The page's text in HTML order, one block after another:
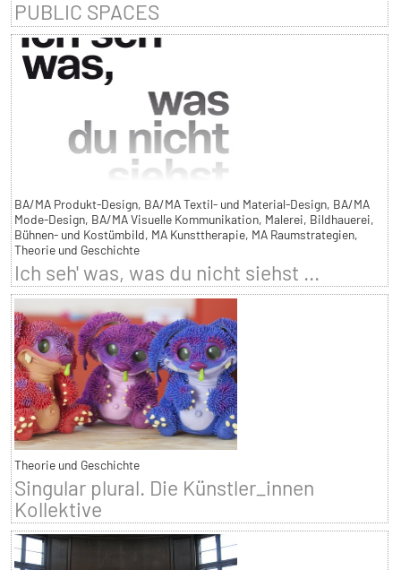
PUBLIC SPACES
BA/MA Produkt-Design, BA/MA Textil- und Material-Design, BA/MA
Mode-Design, BA/MA Visuelle Kommunikation, Malerei, Bildhauerei,
Bühnen- und Kostümbild, MA Kunsttherapie, MA Raumstrategien,
Theorie und Geschichte
Ich seh' was, was du nicht siehst ...
Theorie und Geschichte
Singular plural. Die Künstler_innen
Kollektive